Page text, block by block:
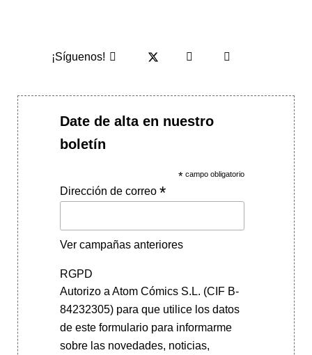
¡Síguenos!
Date de alta en nuestro
boletín
* campo obligatorio
Dirección de correo *
Ver campañas anteriores
RGPD
Autorizo a Atom Cómics S.L. (CIF B-
84232305) para que utilice los datos
de este formulario para informarme
sobre las novedades, noticias,